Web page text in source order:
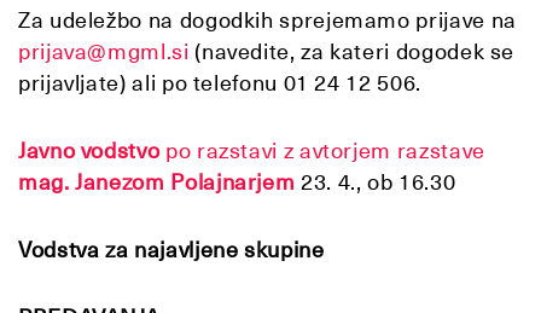
Za udeležbo na dogodkih sprejemamo prijave na
prijava@mgml.si (navedite, za kateri dogodek se
prijavljate) ali po telefonu 01 24 12 506.
Javno vodstvopo razstavi z avtorjem razstave
mag. Janezom Polajnarjem 23. 4., ob 16.30
Vodstva za najavljene skupine